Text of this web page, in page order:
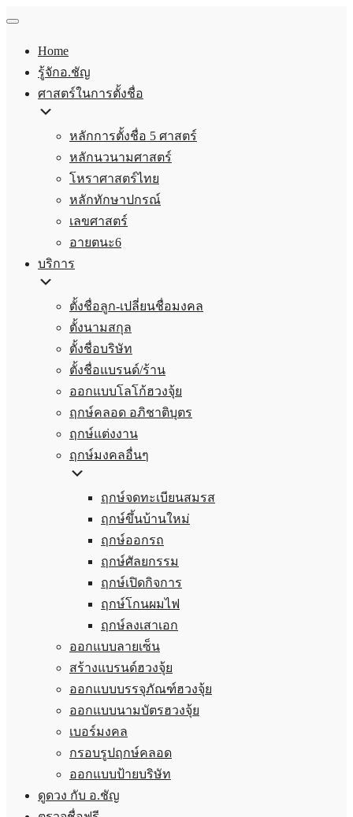
Home
รู้จักอ.ชัญ
ศาสตร์ในการตั้งชื่อ
หลักการตั้งชื่อ 5 ศาสตร์
หลักนวนามศาสตร์
โหราศาสตร์ไทย
หลักทักษาปกรณ์
เลขศาสตร์
อายตนะ6
บริการ
ตั้งชื่อลูก-เปลี่ยนชื่อมงคล
ตั้งนามสกุล
ตั้งชื่อบริษัท
ตั้งชื่อแบรนด์/ร้าน
ออกแบบโลโก้ฮวงจุ้ย
ฤกษ์คลอด อภิชาติบุตร
ฤกษ์แต่งงาน
ฤกษ์มงคลอื่นๆ
ฤกษ์จดทะเบียนสมรส
ฤกษ์ขึ้นบ้านใหม่
ฤกษ์ออกรถ
ฤกษ์ศัลยกรรม
ฤกษ์เปิดกิจการ
ฤกษ์โกนผมไฟ
ฤกษ์ลงเสาเอก
ออกแบบลายเซ็น
สร้างแบรนด์ฮวงจุ้ย
ออกแบบบรรจุภัณฑ์ฮวงจุ้ย
ออกแบบนามบัตรฮวงจุ้ย
เบอร์มงคล
กรอบรูปฤกษ์คลอด
ออกแบบป้ายบริษัท
ดูดวง กับ อ.ชัญ